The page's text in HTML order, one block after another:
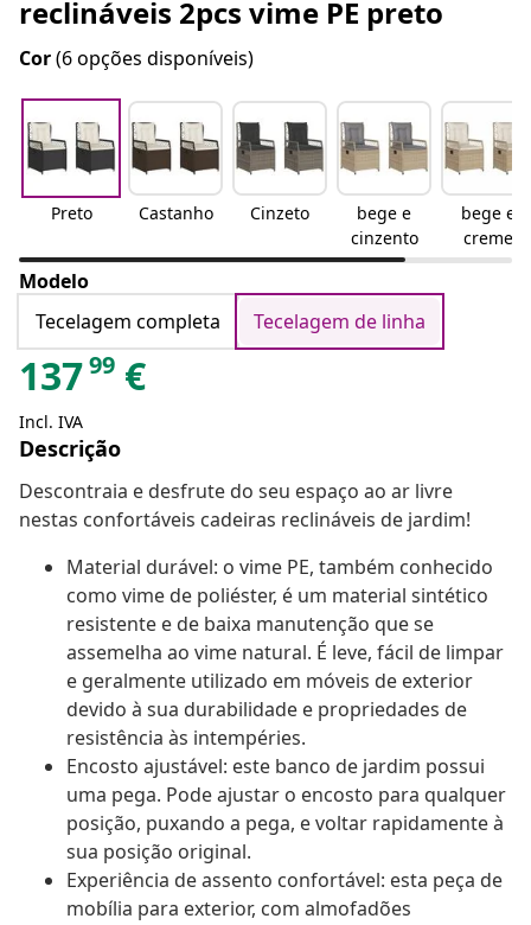
reclináveis 2pcs vime PE preto
Cor(6 opções disponíveis)
Preto Castanho Cinzeto
bege e
cinzento
bege e
creme
Modelo
Tecelagem completa
Tecelagem de linha
13799 €
Incl. IVA
Descrição
Descontraia e desfrute do seu espaço ao ar livre
nestas confortáveis cadeiras reclináveis de jardim!
Material durável: o vime PE, também conhecido
como vime de poliéster, é um material sintético
resistente e de baixa manutenção que se
assemelha ao vime natural. É leve, fácil de limpar
e geralmente utilizado em móveis de exterior
devido à sua durabilidade e propriedades de
resistência às intempéries.
Encosto ajustável: este banco de jardim possui
uma pega. Pode ajustar o encosto para qualquer
posição, puxando a pega, e voltar rapidamente à
sua posição original.
Experiência de assento confortável: esta peça de
mobília para exterior, com almofadões